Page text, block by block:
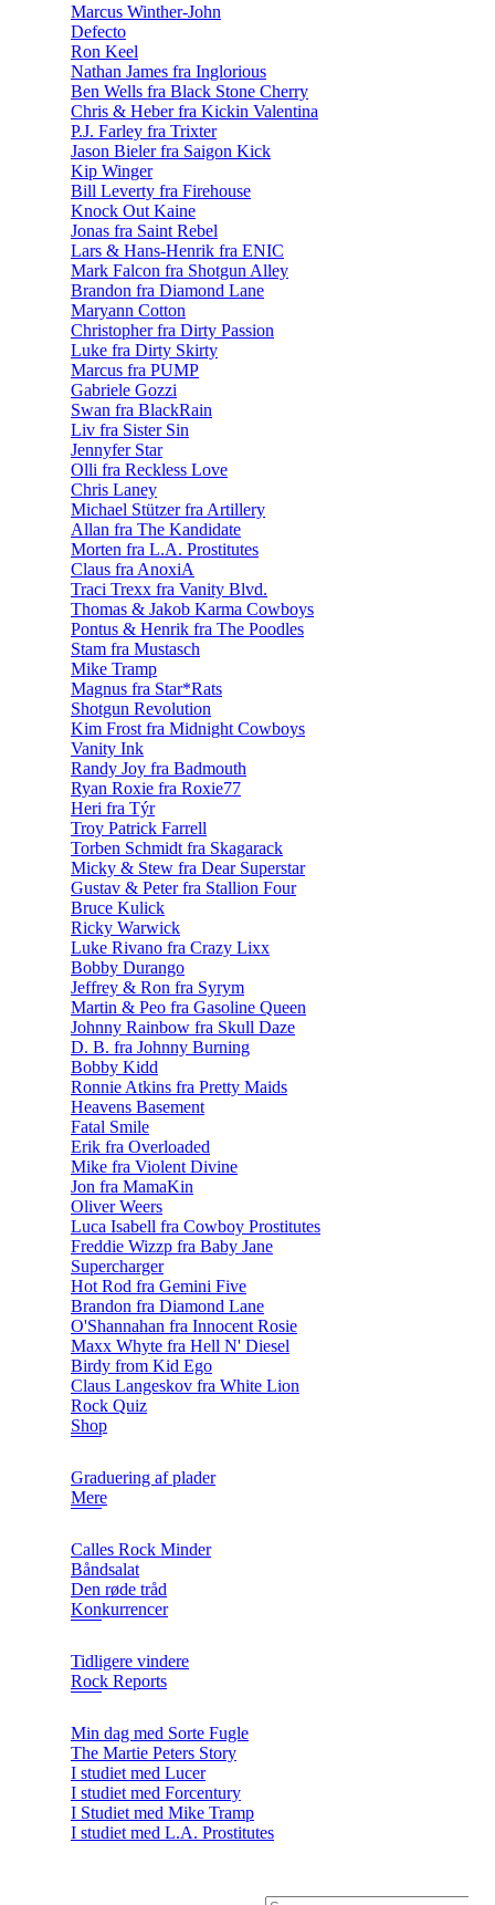
Marcus Winther-John
Defecto
Ron Keel
Nathan James fra Inglorious
Ben Wells fra Black Stone Cherry
Chris & Heber fra Kickin Valentina
P.J. Farley fra Trixter
Jason Bieler fra Saigon Kick
Kip Winger
Bill Leverty fra Firehouse
Knock Out Kaine
Jonas fra Saint Rebel
Lars & Hans-Henrik fra ENIC
Mark Falcon fra Shotgun Alley
Brandon fra Diamond Lane
Maryann Cotton
Christopher fra Dirty Passion
Luke fra Dirty Skirty
Marcus fra PUMP
Gabriele Gozzi
Swan fra BlackRain
Liv fra Sister Sin
Jennyfer Star
Olli fra Reckless Love
Chris Laney
Michael Stützer fra Artillery
Allan fra The Kandidate
Morten fra L.A. Prostitutes
Claus fra AnoxiA
Traci Trexx fra Vanity Blvd.
Thomas & Jakob Karma Cowboys
Pontus & Henrik fra The Poodles
Stam fra Mustasch
Mike Tramp
Magnus fra Star*Rats
Shotgun Revolution
Kim Frost fra Midnight Cowboys
Vanity Ink
Randy Joy fra Badmouth
Ryan Roxie fra Roxie77
Heri fra Týr
Troy Patrick Farrell
Torben Schmidt fra Skagarack
Micky & Stew fra Dear Superstar
Gustav & Peter fra Stallion Four
Bruce Kulick
Ricky Warwick
Luke Rivano fra Crazy Lixx
Bobby Durango
Jeffrey & Ron fra Syrym
Martin & Peo fra Gasoline Queen
Johnny Rainbow fra Skull Daze
D. B. fra Johnny Burning
Bobby Kidd
Ronnie Atkins fra Pretty Maids
Heavens Basement
Fatal Smile
Erik fra Overloaded
Mike fra Violent Divine
Jon fra MamaKin
Oliver Weers
Luca Isabell fra Cowboy Prostitutes
Freddie Wizzp fra Baby Jane
Supercharger
Hot Rod fra Gemini Five
Brandon fra Diamond Lane
O'Shannahan fra Innocent Rosie
Maxx Whyte fra Hell N' Diesel
Birdy from Kid Ego
Claus Langeskov fra White Lion
Rock Quiz
Shop
Graduering af plader
Mere
Calles Rock Minder
Båndsalat
Den røde tråd
Konkurrencer
Tidligere vindere
Rock Reports
Min dag med Sorte Fugle
The Martie Peters Story
I studiet med Lucer
I studiet med Forcentury
I Studiet med Mike Tramp
I studiet med L.A. Prostitutes